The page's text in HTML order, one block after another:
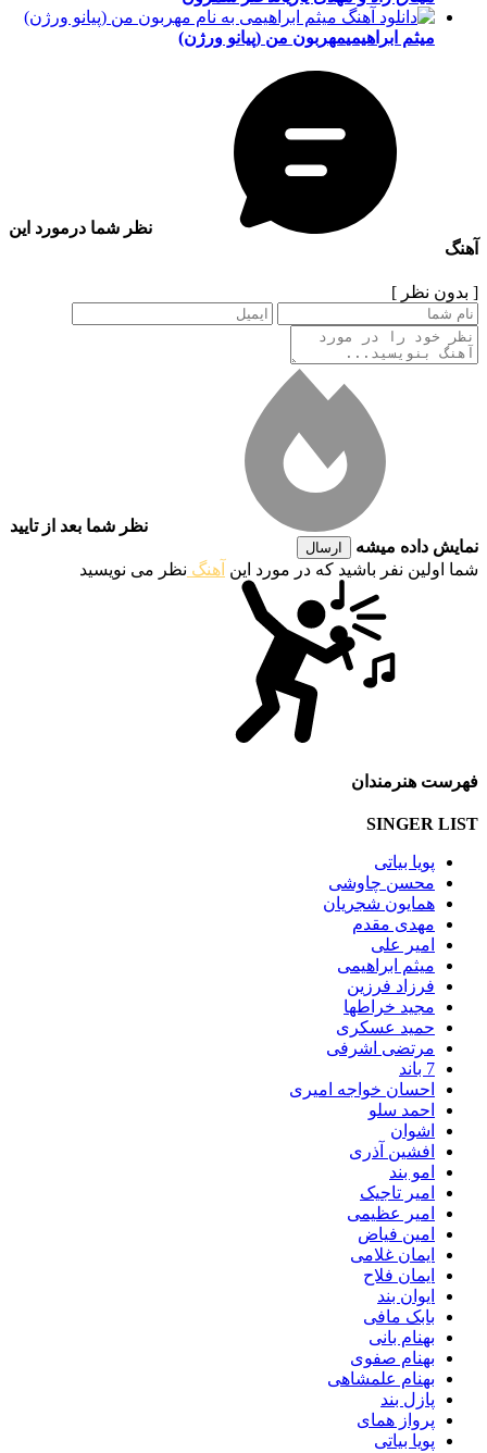
میثم ابراهیمیمهربون من (پیانو ورژن)
نظر شما درمورد این
آهنگ
[ بدون نظر ]
نظر شما بعد از تایید
نمایش داده میشه
ارسال
شما اولین نفر باشید که در مورد این آهنگ نظر می نویسید
فهرست هنرمندان
SINGER LIST
پویا بیاتی
محسن چاوشی
همایون شجریان
مهدی مقدم
امیر علی
میثم ابراهیمی
فرزاد فرزین
مجید خراطها
حمید عسکری
مرتضی اشرفی
7 باند
احسان خواجه امیری
احمد سلو
اشوان
افشین آذری
امو بند
امیر تاجیک
امیر عظیمی
امین فیاض
ایمان غلامی
ایمان فلاح
ایوان بند
بابک مافی
بهنام بانی
بهنام صفوی
بهنام علمشاهی
پازل بند
پرواز همای
پویا بیاتی